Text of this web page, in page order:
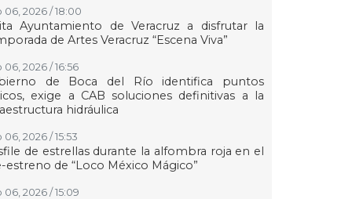
06, 2026 / 18:00
Ayuntamiento de Veracruz a disfrutar la
de Artes Veracruz “Escena Viva”
06, 2026 / 16:56
de Boca del Río identifica puntos
exige a CAB soluciones definitivas a la
hidráulica
06, 2026 / 15:53
de estrellas durante la alfombra roja en el
estreno de “Loco México Mágico”
06, 2026 / 15:09